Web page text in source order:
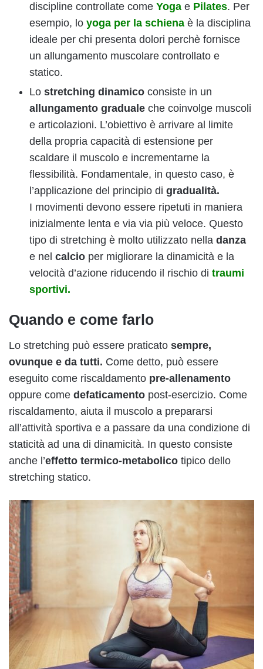
discipline controllate come Yoga e Pilates. Per
esempio, lo yoga per la schiena è la disciplina
ideale per chi presenta dolori perchè fornisce
un allungamento muscolare controllato e
statico.
Lo stretching dinamico consiste in un
allungamento graduale che coinvolge muscoli
e articolazioni. L’obiettivo è arrivare al limite
della propria capacità di estensione per
scaldare il muscolo e incrementarne la
flessibilità. Fondamentale, in questo caso, è
l’applicazione del principio di gradualità.
I movimenti devono essere ripetuti in maniera
inizialmente lenta e via via più veloce. Questo
tipo di stretching è molto utilizzato nella danza
e nel calcio per migliorare la dinamicità e la
velocità d’azione riducendo il rischio di traumi
sportivi.
Quando e come farlo
Lo stretching può essere praticato sempre,
ovunque e da tutti. Come detto, può essere
eseguito come riscaldamento pre-allenamento
oppure come defaticamento post-esercizio. Come
riscaldamento, aiuta il muscolo a prepararsi
all’attività sportiva e a passare da una condizione di
staticità ad una di dinamicità. In questo consiste
anche l’effetto termico-metabolico tipico dello
stretching statico.